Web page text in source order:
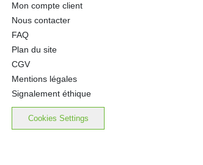
Mon compte client
Nous contacter
FAQ
Plan du site
CGV
Mentions légales
Signalement éthique
Cookies Settings